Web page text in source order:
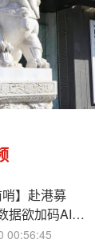
哨】赴港募
据欲加码AI基
00:56:45